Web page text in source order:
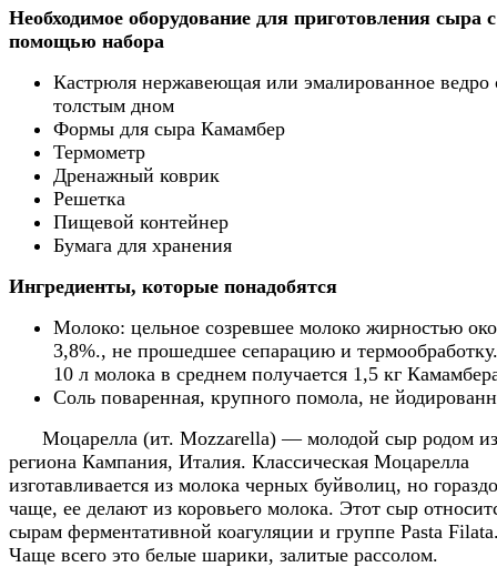
Необходимое оборудование для приготовления сыра с
помощью набора
Кастрюля нержавеющая или эмалированное ведро
толстым дном
Формы для сыра Камамбер
Термометр
Дренажный коврик
Решетка
Пищевой контейнер
Бумага для хранения
Ингредиенты, которые понадобятся
Молоко: цельное созревшее молоко жирностью
3,8%., не прошедшее сепарацию и
10 л молока в среднем получается 1,5 кг
Соль поваренная, крупного помола, не
Моцарелла (ит. Mozzarella) — молодой сыр родом из
региона Кампания, Италия. Классическая Моцарелла
изготавливается из молока черных буйволиц, но гораздо
чаще, ее делают из коровьего молока. Этот сыр
сырам ферментативной коагуляции и группе Pasta
Чаще всего это белые шарики, залитые рассолом.